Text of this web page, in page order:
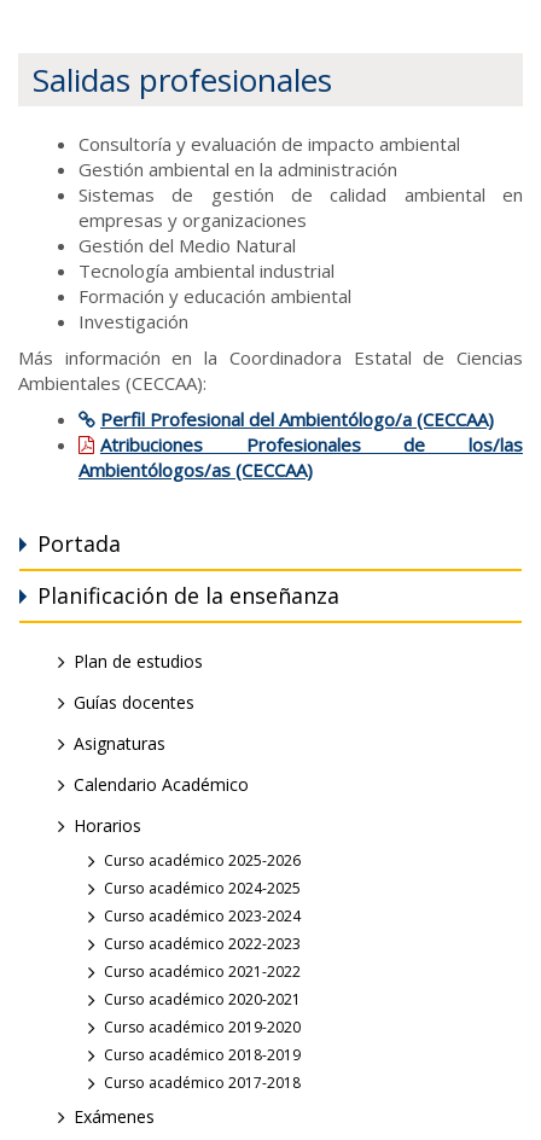
Salidas profesionales
Consultoría y evaluación de impacto ambiental
Gestión ambiental en la administración
Sistemas de gestión de calidad ambiental en
empresas y organizaciones
Gestión del Medio Natural
Tecnología ambiental industrial
Formación y educación ambiental
Investigación
Más información en la Coordinadora Estatal de Ciencias
Ambientales (CECCAA):
Perfil Profesional del Ambientólogo/a (CECCAA)
Atribuciones Profesionales de los/las
Ambientólogos/as (CECCAA)
Portada
Planificación de la enseñanza
Plan de estudios
Guías docentes
Asignaturas
Calendario Académico
Horarios
Curso académico 2025-2026
Curso académico 2024-2025
Curso académico 2023-2024
Curso académico 2022-2023
Curso académico 2021-2022
Curso académico 2020-2021
Curso académico 2019-2020
Curso académico 2018-2019
Curso académico 2017-2018
Exámenes